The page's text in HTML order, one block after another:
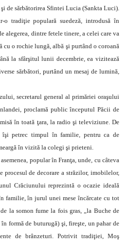
de sărbătorirea Sfintei Lucia (Sankta Luci).
o tradiţie populară suedeză, introdusă în
alegerea, dintre fetele tinere, a celei care va
cu o rochie lungă, albă şi purtând o coroană
la sfârşitul lunii decembrie, ea vizitează
sărbători, purtând un mesaj de lumină,
secretarul general al primăriei oraşului
proclamă public începutul Păcii de
în toată ţara, la radio şi televiziune. De
îşi petrec timpul în familie, pentru ca de
în vizită la colegi şi prieteni.
popular în Franţa, unde, cu câteva
procesul de decorare a străzilor, imobilelor,
Crăciunului reprezintă o ocazie ideală
familie, în jurul unei mese încărcate cu tot
la somon fume la fois gras, „la Buche de
formă de buturugă) şi, fireşte, un pahar de
de brânzeturi. Potrivit tradiţiei, Moş